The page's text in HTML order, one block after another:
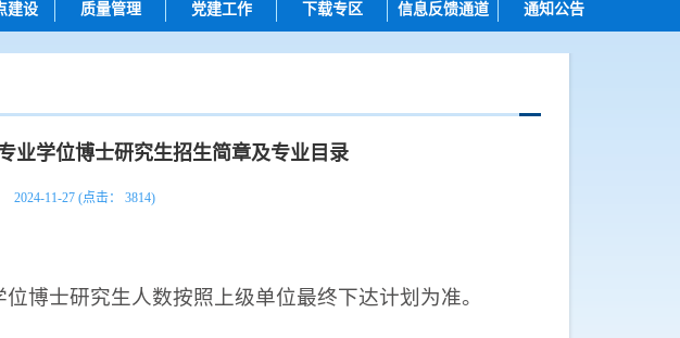
建设
学位点动态
政策文件
质量管理
质量评价
党建工作 下载专区
招生
学位
学位点建设
信息反馈通道 通知公告
业学位博士研究生招生简章及专业目录
2024-11-27 (点击： 3814)
位博士研究生人数按照 上级单位最终下达计划为准。